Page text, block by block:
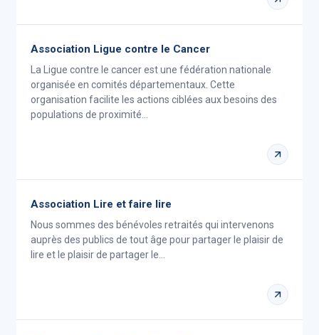
Association Ligue contre le Cancer
La Ligue contre le cancer est une fédération nationale
organisée en comités départementaux. Cette
organisation facilite les actions ciblées aux besoins des
populations de proximité…
Association Lire et faire lire
Nous sommes des bénévoles retraités qui intervenons
auprès des publics de tout âge pour partager le plaisir de
lire et le plaisir de partager le…